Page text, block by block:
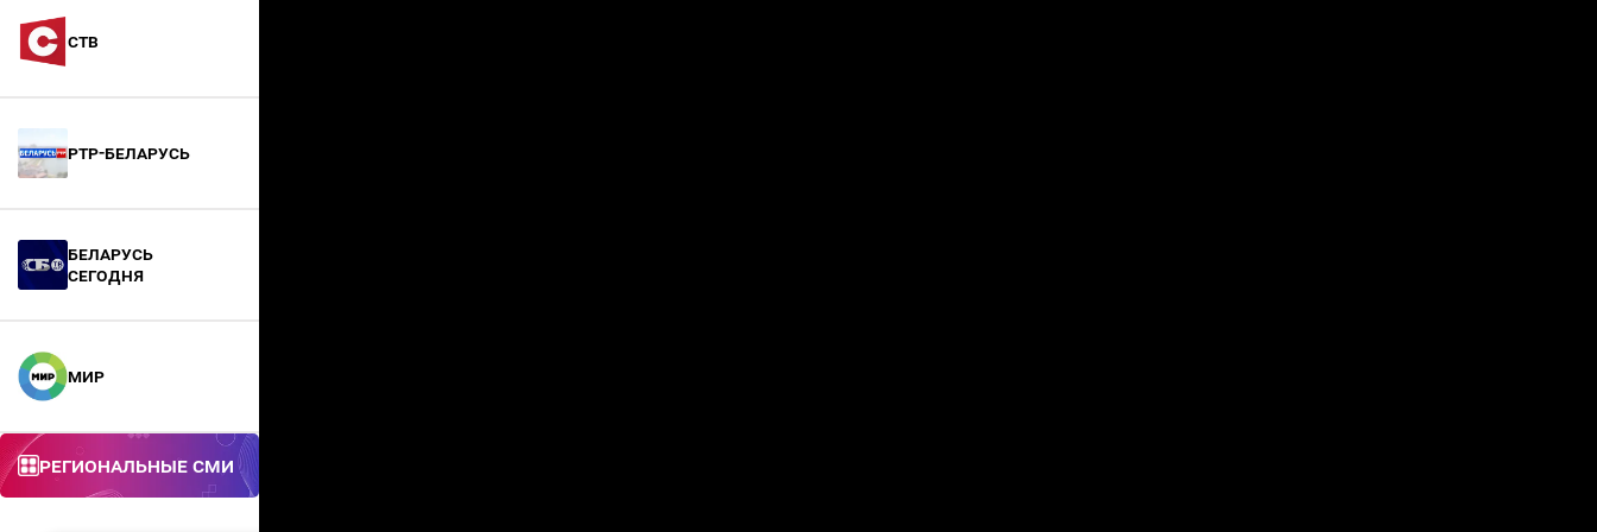
СТВ
РТР-Беларусь
БЕЛАРУСЬ
СЕГОДНЯ
МИР
Региональные СМИ